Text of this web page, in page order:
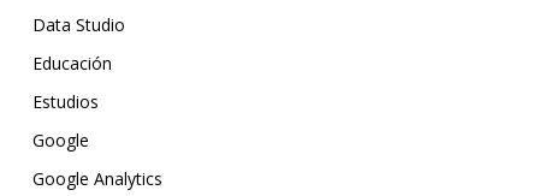
Data Studio
Educación
Estudios
Google
Google Analytics